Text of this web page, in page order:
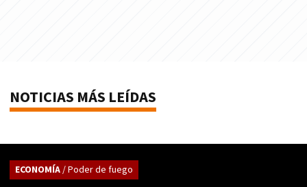
NOTICIAS MÁS LEÍDAS
ECONOMÍA/ Poder de fuego